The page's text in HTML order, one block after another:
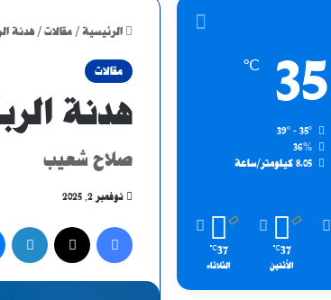
الرئيسية / مقالات / هدنة
مقالات
هدنة
صلاح شعيب
نوفمبر 2, 2025
فيسبوك
35
℃
39º - 35º
36%
8.05 كيلومتر/ساعة
37
℃
الأثنين
37
℃
الثلاثاء